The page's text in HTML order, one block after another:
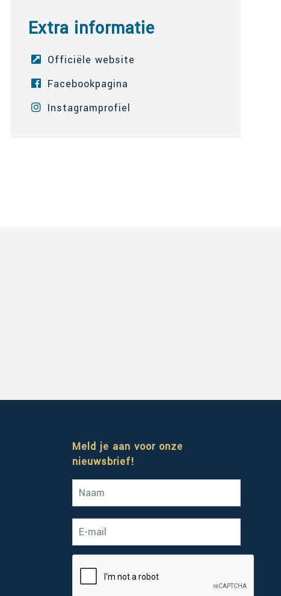
Extra informatie
Officiële website
Facebookpagina
Instagramprofiel
Meld je aan voor onze
nieuwsbrief!